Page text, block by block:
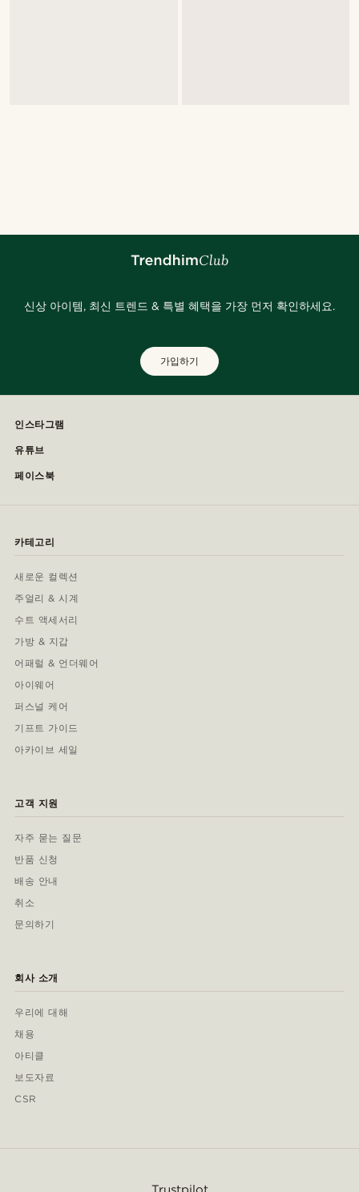
신상 아이템, 최신 트렌드 & 특별 혜택을 가장 먼저 확인하세요.
가입하기
인스타그램
유튜브
페이스북
카테고리
새로운 컬렉션
주얼리 & 시계
수트 액세서리
가방 & 지갑
어패럴 & 언더웨어
아이웨어
퍼스널 케어
기프트 가이드
아카이브 세일
고객 지원
자주 묻는 질문
반품 신청
배송 안내
취소
문의하기
회사 소개
우리에 대해
채용
아티클
보도자료
CSR